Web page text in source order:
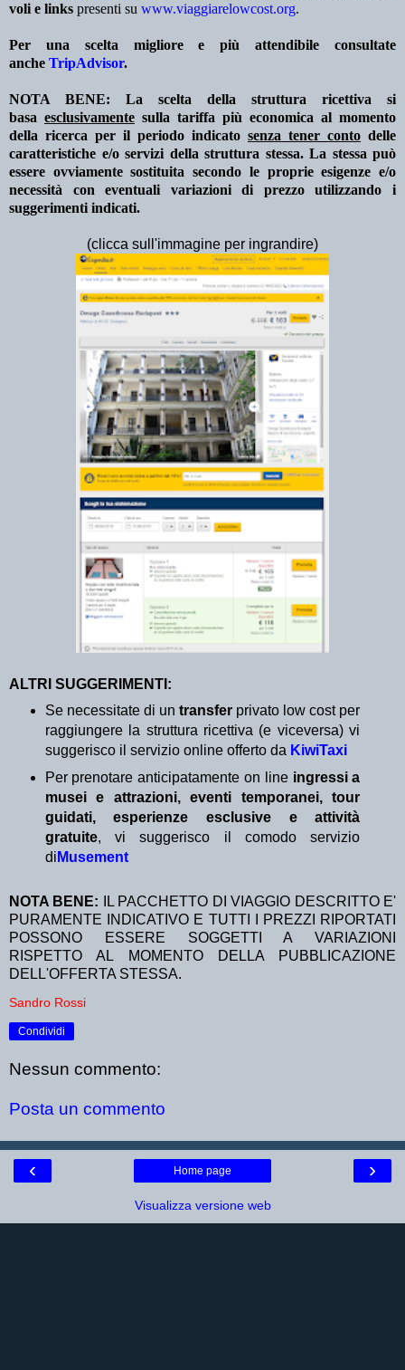
voli e links presenti su www.viaggiarelowcost.org.
Per una scelta migliore e più attendibile consultate
anche TripAdvisor.
NOTA BENE: La scelta della struttura ricettiva si
basa esclusivamente sulla tariffa più economica al momento
della ricerca per il periodo indicato senza tener conto delle
caratteristiche e/o servizi della struttura stessa. La stessa può
essere ovviamente sostituita secondo le proprie esigenze e/o
necessità con eventuali variazioni di prezzo utilizzando i
suggerimenti indicati.
(clicca sull'immagine per ingrandire)
ALTRI SUGGERIMENTI:
Se necessitate di un transfer privato low cost per
raggiungere la struttura ricettiva (e viceversa) vi
suggerisco il servizio online offerto da KiwiTaxi
Per prenotare anticipatamente on line ingressi a
musei e attrazioni, eventi temporanei, tour
guidati, esperienze esclusive e attività
gratuite, vi suggerisco il comodo servizio
di Musement
NOTA BENE:
IL PACCHETTO DI VIAGGIO DESCRITTO E'
PURAMENTE INDICATIVO E TUTTI I PREZZI RIPORTATI
POSSONO ESSERE SOGGETTI A VARIAZIONI
RISPETTO AL MOMENTO DELLA PUBBLICAZIONE
DELL'OFFERTA STESSA.
Sandro Rossi
Condividi
Nessun commento:
Posta un commento
‹ ›
Home page
Visualizza versione web